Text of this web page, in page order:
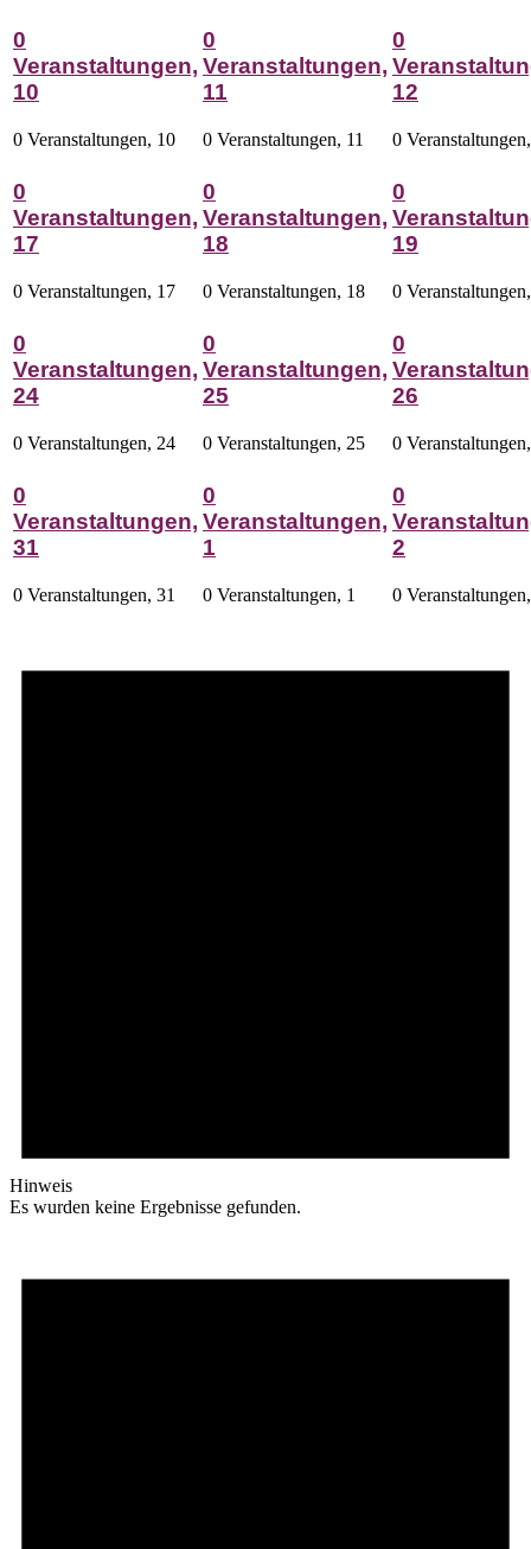
0
Veranstaltungen,
10
0 Veranstaltungen, 10
0
Veranstaltungen,
11
0 Veranstaltungen, 11
0
12
0
0
Veranstaltungen,
17
0 Veranstaltungen, 17
0
Veranstaltungen,
18
0 Veranstaltungen, 18
0
19
0
0
Veranstaltungen,
24
0 Veranstaltungen, 24
0
Veranstaltungen,
25
0 Veranstaltungen, 25
0
26
0
0
Veranstaltungen,
31
0 Veranstaltungen, 31
0
Veranstaltungen,
1
0 Veranstaltungen, 1
0
2
0
Hinweis
Es wurden keine Ergebnisse gefunden.